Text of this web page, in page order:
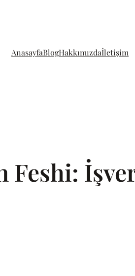
AnasayfaBlogHakkımızdaİletişim